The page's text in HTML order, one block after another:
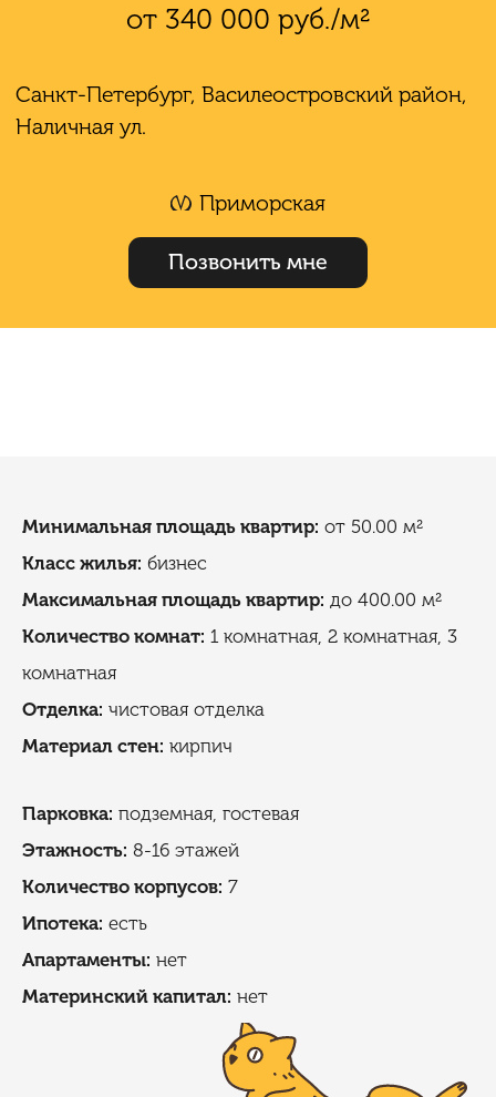
от 340 000 руб./м²
Санкт-Петербург, Василеостровский район,
Наличная ул.
Приморская
Позвонить мне
Минимальная площадь квартир: от 50.00 м²
Класс жилья: бизнес
Максимальная площадь квартир: до 400.00 м²
Количество комнат: 1 комнатная, 2 комнатная, 3
комнатная
Отделка: чистовая отделка
Материал стен: кирпич
Парковка: подземная, гостевая
Этажность: 8-16 этажей
Количество корпусов: 7
Ипотека: есть
Апартаменты: нет
Материнский капитал: нет